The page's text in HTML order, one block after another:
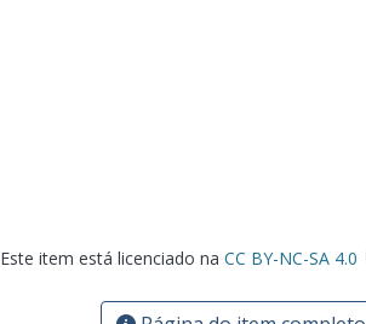
Este item está licenciado na CC BY-NC-SA 4.0